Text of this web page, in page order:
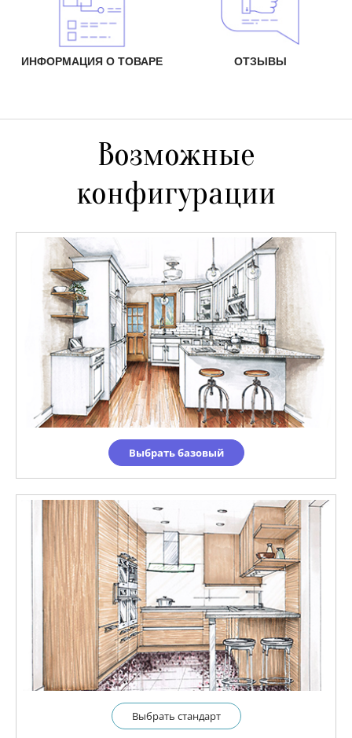
ИНФОРМАЦИЯ О ТОВАРЕ ОТЗЫВЫ
Возможные
конфигурации
Выбрать базовый
Выбрать cтандарт